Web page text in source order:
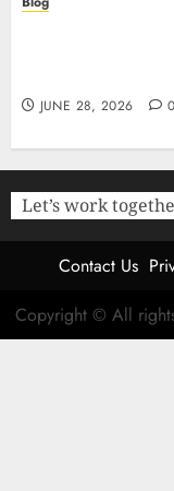
JUNE 28, 2026 0
Let’s work
Contact Us
Copyright © All